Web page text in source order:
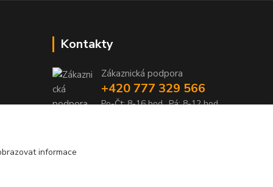
Kontakty
Zákaznická podpora
+420 777 329 566
Po-Čt: 8-16 hod., Pá: 8-12 hod.
informace